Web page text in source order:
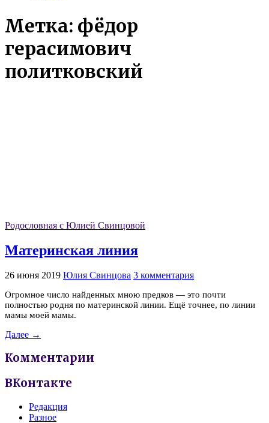
Метка: фёдор
герасимович
политковский
Родословная с Юлией Свинцовой
Материнская линия
26 июня 2019 Юлия Свинцова 3 комментария
Огромное число найденных мною предков — это почти
полностью родня по материнской линии. Ещё точнее, по линии
мамы моей мамы.
Далее →
Комментарии
ВКонтакте
Редакция
Разное